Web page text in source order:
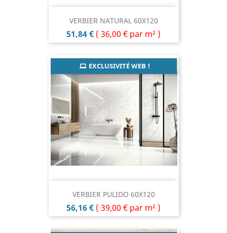
VERBIER NATURAL 60X120
Prix
51,84 € ( 36,00 € par m² )
VERBIER PULIDO 60X120
Prix
56,16 € ( 39,00 € par m² )
EXCLUSIVITÉ WEB !